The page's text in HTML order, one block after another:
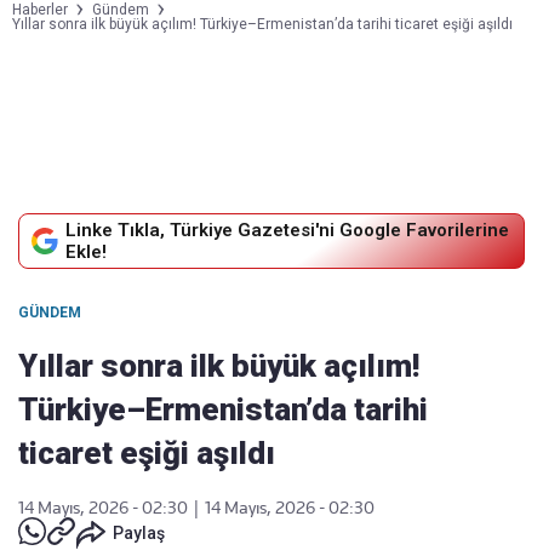
Haberler
Gündem
Yıllar sonra ilk büyük açılım! Türkiye–Ermenistan’da tarihi ticaret eşiği aşıldı
Linke Tıkla, Türkiye Gazetesi'ni Google Favorilerine
Ekle!
GÜNDEM
Yıllar sonra ilk büyük açılım!
Türkiye–Ermenistan’da tarihi
ticaret eşiği aşıldı
14 Mayıs, 2026 - 02:30
14 Mayıs, 2026 - 02:30
Paylaş